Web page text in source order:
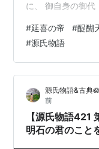
に、 御自身の御代
発足の日の 大極
し》の式は、 御心
たことなのであっ
んもちがはく》に
製作された非常に
の透かし彫りの箱
#延喜の帝 #醍醐
#源氏物語
源氏物語&古典
前
【源氏物語421
明石の君のこと